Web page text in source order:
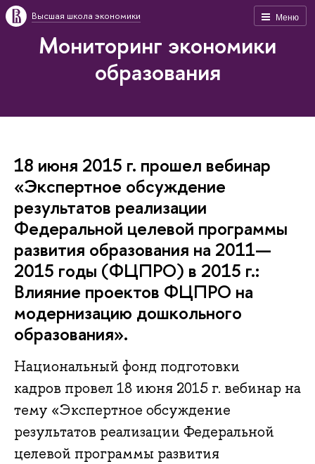
Меню
Высшая школа экономики
Мониторинг экономики
образования
18 июня 2015 г. прошел вебинар
«Экспертное обсуждение
результатов реализации
Федеральной целевой программы
развития образования на 2011—
2015 годы (ФЦПРО) в 2015 г.:
Влияние проектов ФЦПРО на
модернизацию дошкольного
образования».
Национальный фонд подготовки
кадров провел 18 июня 2015 г. вебинар на
тему «Экспертное обсуждение
результатов реализации Федеральной
целевой программы развития